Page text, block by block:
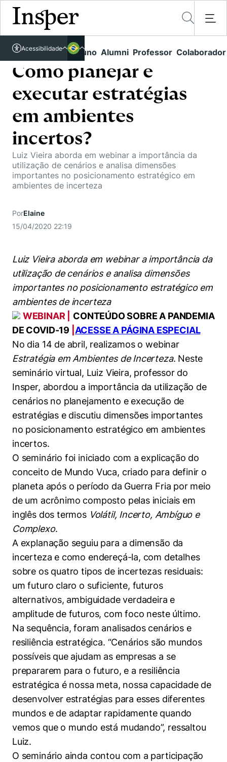
Links rápidos Aluno Alumni Professor Colaborador
Acessibilidade
Acessível em libras
Todas as Engenharias
Engenharia de Computação
Engenharia de Produção
Engenharia Mecânica
Engenharia Mecatrônica
Pós-Graduação
Direito
Economia
Negócios
Políticas Públicas
Sustentabilidade
Tecnologia e Dados
Educação Executiva
Busca por Áreas de Conhecimento
Campus
Internacional
Student Life
Núcleo de Carreiras
Hub de Inovação e Empreendedorismo
Resolução Eficaz de Problemas
Oportunidade de Negócios
Women in Action
Sala de Imprensa
Comunidade Transforme
Missão
Projetos Sociais
Lista de doadores
Pesquisa
Pesquisa no Insper
Centros de Conhecimento
Repositório Institucional
Pesquisa na Graduação
Seminários Acadêmicos
Comitê de Ética em Pesquisa
Conteúdos
Carreiras e Cursos
Newsletters
Instagram
Linkedin
Unidades Acadêmicas
Gestão e Economia
Engenharia e Ciência da Computação
Corpo Docente
Áreas de Conhecimento
Prêmios de Excelência
Ensino e aprendizagem
Atendimento
Visite o Insper
Canal de Ética
Portal da Privacidade
Como planejar e
executar estratégias
em ambientes
incertos?
Luiz Vieira aborda em webinar a importância da
utilização de cenários e analisa dimensões
importantes no posicionamento estratégico em
ambientes de incerteza
PorElaine
15/04/2020 22:19
Luiz Vieira aborda em webinar a importância da
utilização de cenários e analisa dimensões
importantes no posicionamento estratégico em
ambientes de incerteza
WEBINAR |
CONTEÚDO SOBRE A PANDEMIA
DE COVID-19
ACESSE A PÁGINA ESPECIAL
No dia 14 de abril, realizamos o webinar
Estratégia em Ambientes de Incerteza. Neste
seminário virtual, Luiz Vieira, professor do
Insper, abordou a importância da utilização de
cenários no planejamento e execução de
estratégias e discutiu dimensões importantes
no posicionamento estratégico em ambientes
incertos.
O seminário foi iniciado com a explicação do
conceito de Mundo Vuca, criado para definir o
planeta após o período da Guerra Fria por meio
de um acrônimo composto pelas iniciais em
inglês dos termos Volátil, Incerto, Ambíguo e
Complexo.
A explanação seguiu para a dimensão da
incerteza e como endereçá-la, com detalhes
sobre os quatro tipos de incertezas residuais:
um futuro claro o suficiente, futuros
alternativos, ambiguidade verdadeira e
amplitude de futuros, com foco neste último.
Na sequência, foram analisados cenários e
resiliência estratégica. “Cenários são mundos
possíveis que ajudam as empresas a se
prepararem para o futuro, e a resiliência
estratégica é nossa meta, nossa capacidade de
desenvolver estratégias para esses diferentes
mundos e de adaptar rapidamente quando
vemos que o mundo está mudando”, ressaltou
Luiz.
O seminário ainda contou com a participação